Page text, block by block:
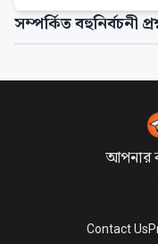
সম্পর্কিত বহুনির্বচনী
আপনার
Contact Us